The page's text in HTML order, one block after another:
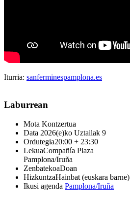
Iturria: sanferminespamplona.es
Laburrean
Mota Kontzertua
Data 2026(e)ko Uztailak 9
Ordutegia20:00 + 23:30
LekuaCompañía Plaza
Pamplona/Iruña
ZenbatekoaDoan
HizkuntzaHainbat (euskara barne)
Ikusi agenda Pamplona/Iruña